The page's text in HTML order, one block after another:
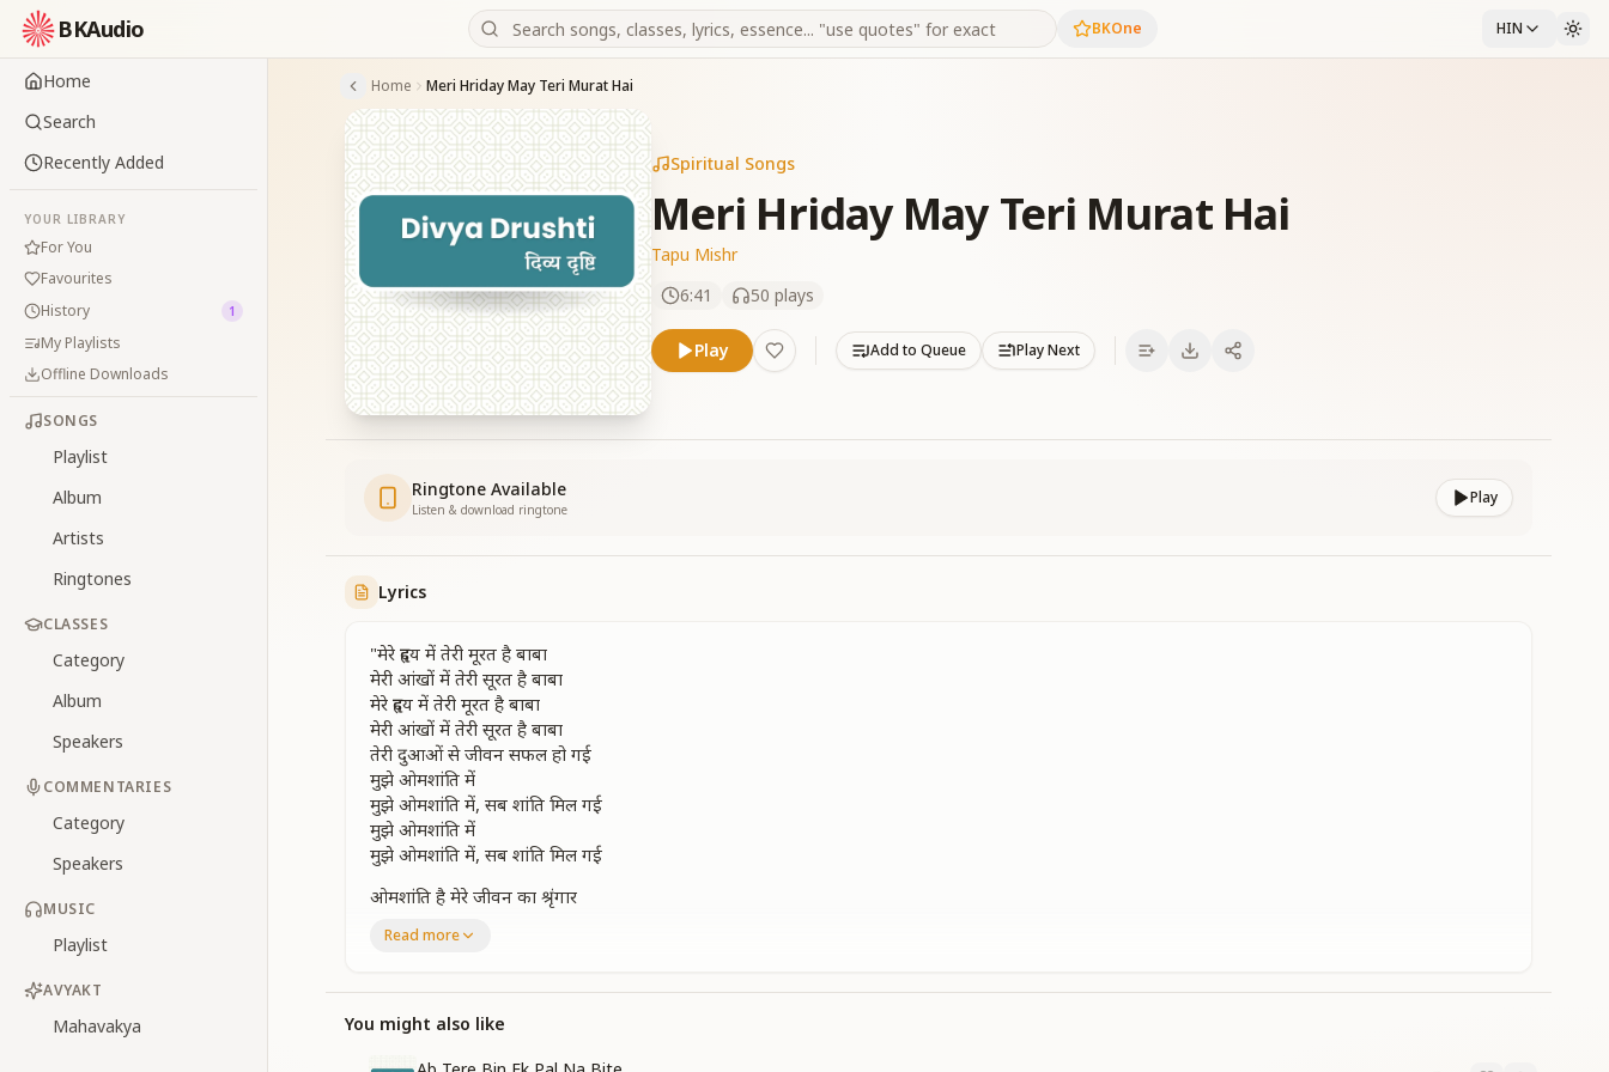
BKAudio BKOne HIN
Home
Search
Recently Added
YOUR LIBRARY
For You
Favourites
History
1
My Playlists
Offline Downloads
SONGS
Playlist
Album
Artists
Ringtones
CLASSES
Category
Album
Speakers
COMMENTARIES
Category
Speakers
MUSIC
Playlist
AVYAKT
Mahavakya
Home Meri Hriday May Teri Murat Hai
Spiritual Songs
Meri Hriday May Teri Murat Hai
Tapu Mishr
6:41
50 plays
Play Add to Queue Play Next
Ringtone Available
Listen & download ringtone
Play
Lyrics
"मेरे हृदय में तेरी मूरत है बाबा
मेरी आंखों में तेरी सूरत है बाबा
मेरे हृदय में तेरी मूरत है बाबा
मेरी आंखों में तेरी सूरत है बाबा
तेरी दुआओं से जीवन सफल हो गई
मुझे ओमशांति में
मुझे ओमशांति में, सब शांति मिल गई
मुझे ओमशांति में
मुझे ओमशांति में, सब शांति मिल गई
ओमशांति है मेरे जीवन का श्रृंगार
ओमशांति है मेरे जीवन का श्रृंगार
तेरी दुआओं से जीवन सफल हो गई
मुझे ओमशांति में
Read more
You might also like